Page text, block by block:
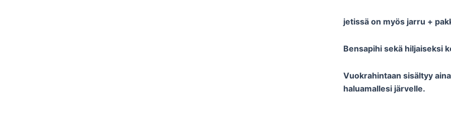
jetissä on myös jarru +
Bensapihi sekä hiljaiseksi
Vuokrahintaan sisältyy
haluamallesi järvelle.